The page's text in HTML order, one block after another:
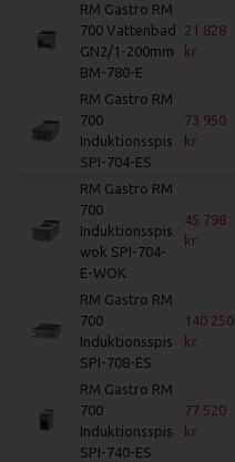
RM Gastro RM
700 Vattenbad
GN2/1-200mm
BM-780-E
21 828
RM Gastro RM
700
Induktionsspis
SPI-704-ES
73 950
RM Gastro RM
700
Induktionsspis
wok SPI-704-
E-WOK
45 798
RM Gastro RM
700
Induktionsspis
SPI-708-ES
140 250
RM Gastro RM
700
Induktionsspis
SPI-740-ES
77 520